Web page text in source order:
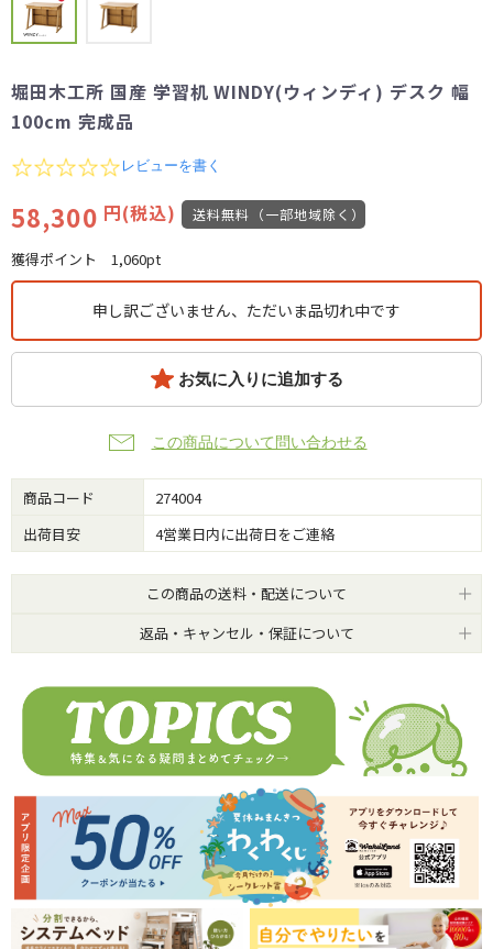
堀田木工所 国産 学習机 WINDY(ウィンディ) デスク 幅
100cm 完成品
0.0
rating
レビューを書く
58,300 円(税込) 送料無料（一部地域除く）
獲得ポイント 1,060pt
申し訳ございません、ただいま品切れ中です
お気に入りに追加する
この商品について問い合わせる
商品コード
274004
出荷目安
4営業日内に出荷日をご連絡
この商品の送料・配送について
返品・キャンセル・保証について